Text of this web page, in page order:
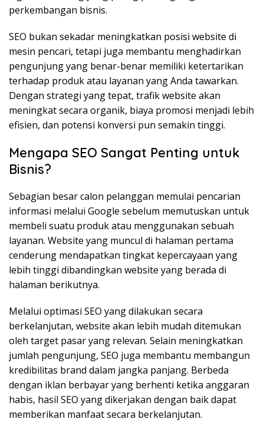
perkembangan bisnis.
SEO bukan sekadar meningkatkan posisi website di
mesin pencari, tetapi juga membantu menghadirkan
pengunjung yang benar-benar memiliki ketertarikan
terhadap produk atau layanan yang Anda tawarkan.
Dengan strategi yang tepat, trafik website akan
meningkat secara organik, biaya promosi menjadi lebih
efisien, dan potensi konversi pun semakin tinggi.
Mengapa SEO Sangat Penting untuk
Bisnis?
Sebagian besar calon pelanggan memulai pencarian
informasi melalui Google sebelum memutuskan untuk
membeli suatu produk atau menggunakan sebuah
layanan. Website yang muncul di halaman pertama
cenderung mendapatkan tingkat kepercayaan yang
lebih tinggi dibandingkan website yang berada di
halaman berikutnya.
Melalui optimasi SEO yang dilakukan secara
berkelanjutan, website akan lebih mudah ditemukan
oleh target pasar yang relevan. Selain meningkatkan
jumlah pengunjung, SEO juga membantu membangun
kredibilitas brand dalam jangka panjang. Berbeda
dengan iklan berbayar yang berhenti ketika anggaran
habis, hasil SEO yang dikerjakan dengan baik dapat
memberikan manfaat secara berkelanjutan.